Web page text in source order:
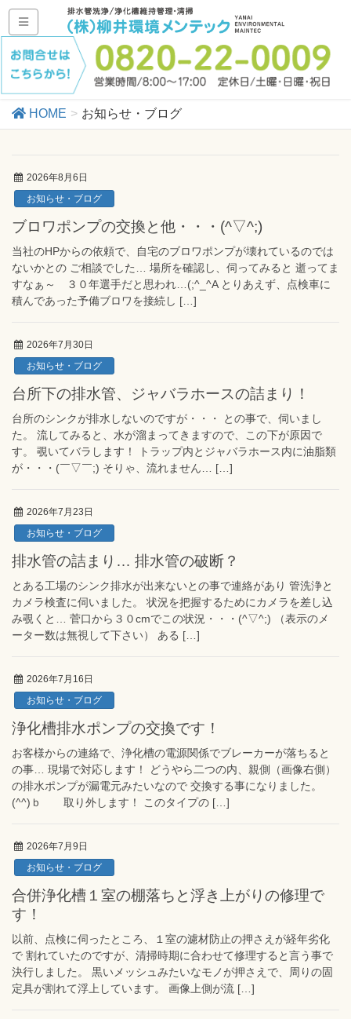
HOME お知らせ・ブログ
2026年8月6日
お知らせ・ブログ
ブロワポンプの交換と他・・・(^▽^;)
当社のHPからの依頼で、自宅のブロワポンプが壊れているのでは
ないかとの ご相談でした… 場所を確認し、伺ってみると 逝ってま
すなぁ～ ３０年選手だと思われ…(;^_^A とりあえず、点検車に
積んであった予備ブロワを接続し […]
2026年7月30日
お知らせ・ブログ
台所下の排水管、ジャバラホースの詰まり！
台所のシンクが排水しないのですが・・・ との事で、伺いまし
た。 流してみると、水が溜まってきますので、この下が原因で
す。 覗いてバラします！ トラップ内とジャバラホース内に油脂類
が・・・(￣▽￣;) そりゃ、流れません… […]
2026年7月23日
お知らせ・ブログ
排水管の詰まり… 排水管の破断？
とある工場のシンク排水が出来ないとの事で連絡があり 管洗浄と
カメラ検査に伺いました。 状況を把握するためにカメラを差し込
み覗くと… 菅口から３０cmでこの状況・・・(^▽^;) （表示のメ
ーター数は無視して下さい） ある […]
2026年7月16日
お知らせ・ブログ
浄化槽排水ポンプの交換です！
お客様からの連絡で、浄化槽の電源関係でブレーカーが落ちると
の事… 現場で対応します！ どうやら二つの内、親側（画像右側）
の排水ポンプが漏電元みたいなので 交換する事になりました。
(^^)ｂ 取り外します！ このタイプの […]
2026年7月9日
お知らせ・ブログ
合併浄化槽１室の棚落ちと浮き上がりの修理で
す！
以前、点検に伺ったところ、１室の濾材防止の押さえが経年劣化
で 割れていたのですが、清掃時期に合わせて修理すると言う事で
決行しました。 黒いメッシュみたいなモノが押さえで、周りの固
定具が割れて浮上しています。 画像上側が流 […]